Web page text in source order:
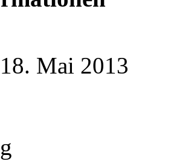
Mai 2013